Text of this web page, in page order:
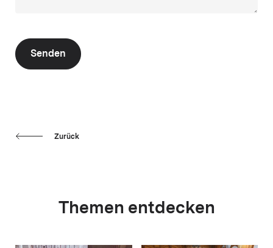
Senden
Zurück
Themen entdecken